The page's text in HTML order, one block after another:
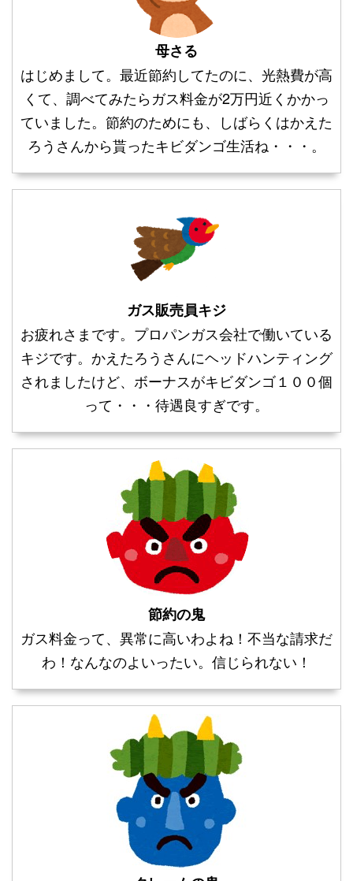
母さる
はじめまして。最近節約してたのに、光熱費が高
くて、調べてみたらガス料金が2万円近くかかっ
ていました。節約のためにも、しばらくはかえた
ろうさんから貰ったキビダンゴ生活ね・・・。
ガス販売員キジ
お疲れさまです。プロパンガス会社で働いている
キジです。かえたろうさんにヘッドハンティング
されましたけど、ボーナスがキビダンゴ１００個
って・・・待遇良すぎです。
節約の鬼
ガス料金って、異常に高いわよね！不当な請求だ
わ！なんなのよいったい。信じられない！